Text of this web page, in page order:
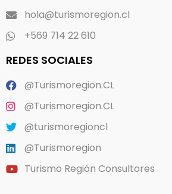
hola@turismoregion.cl
+569 714 22 610
REDES SOCIALES
@Turismoregion.CL
@Turismoregion.CL
@turismoregioncl
@Turismoregion
Turismo Región Consultores